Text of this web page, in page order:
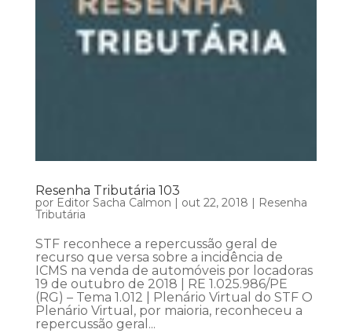
Resenha Tributária 103
por Editor Sacha Calmon | out 22, 2018 | Resenha
Tributária
STF reconhece a repercussão geral de
recurso que versa sobre a incidência de
ICMS na venda de automóveis por locadoras
19 de outubro de 2018 | RE 1.025.986/PE
(RG) – Tema 1.012 | Plenário Virtual do STF O
Plenário Virtual, por maioria, reconheceu a
repercussão geral...